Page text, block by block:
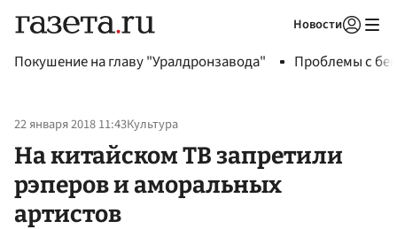
Новости
Покушение на главу "Уралдронзавода" Проблемы с
22 января 2018 11:43Культура
На китайском ТВ запретили
рэперов и аморальных
артистов